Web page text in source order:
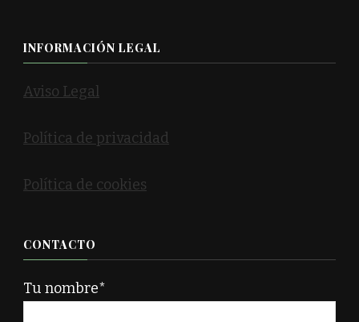
INFORMACIÓN LEGAL
Aviso Legal
Política de privacidad
Política de cookies
CONTACTO
Tu nombre*